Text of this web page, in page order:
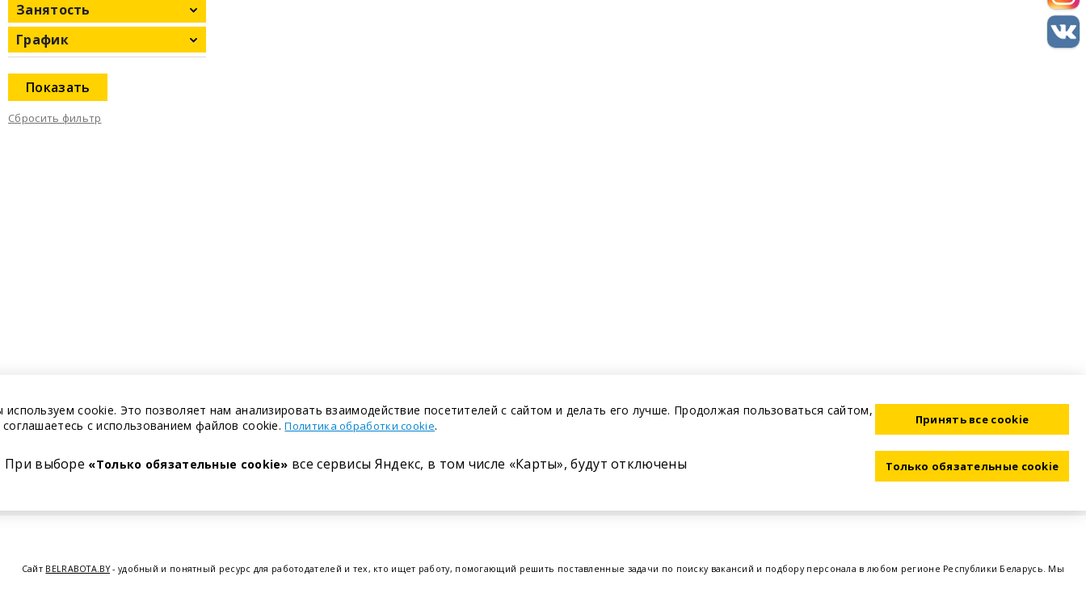
Занятость
График
Показать
Сбросить фильтр
Сайт BELRABOTA.BY- удобный и понятный ресурс для работодателей и тех, кто ищет работу, помогающий решить поставленные задачи по поиску вакансий и подбору персонала в любом регионе Республики Беларусь. Мы
cookie. Это позволяет нам анализировать взаимодействие посетителей с сайтом и делать его лучше. Продолжая пользоваться сайтом,
с использованием файлов cookie.Политика обработки cookie.
При выборе «Только обязательные cookie» все сервисы Яндекс, в том числе «Карты», будут отключены
Принять все cookie
Только обязательные cookie